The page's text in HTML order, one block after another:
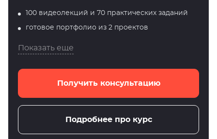
100 видеолекций и 70 практических заданий
готовое портфолио из 2 проектов
Показать еще
Получить консультацию
Подробнее про курс